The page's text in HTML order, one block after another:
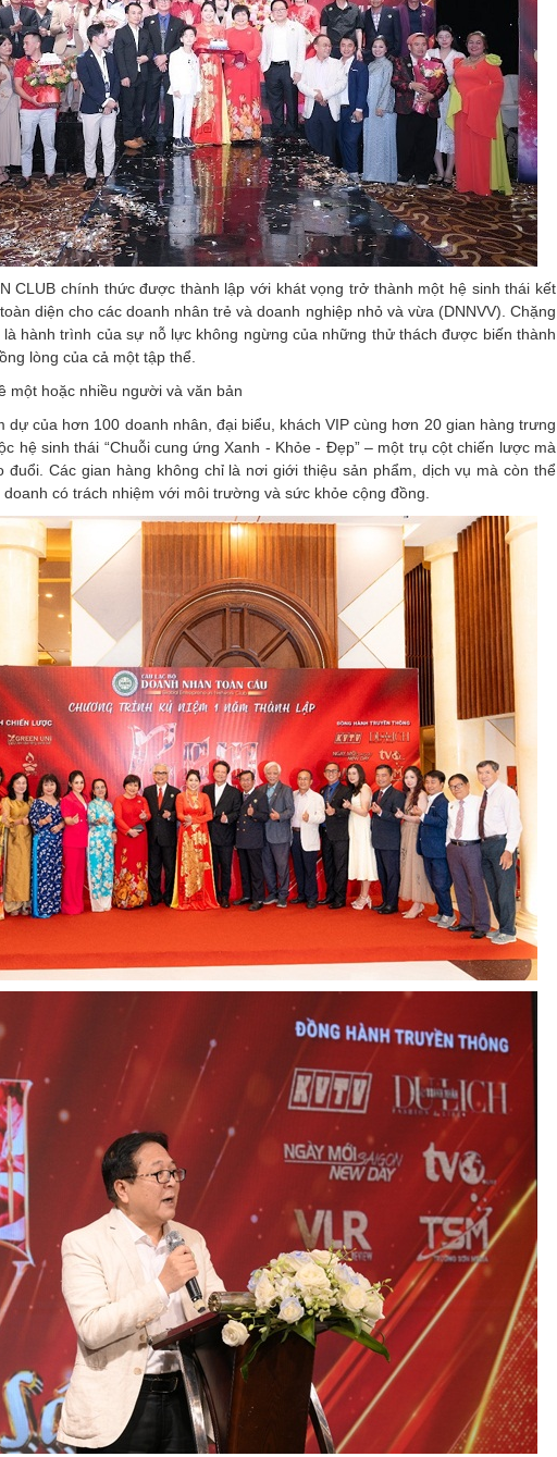
CLUB chính thức được thành lập với khát vọng trở thành một hệ sinh thái kết
diện cho các doanh nhân trẻ và doanh nghiệp nhỏ và vừa (DNNVV). Chặng
hành trình của sự nỗ lực không ngừng của những thử thách được biến thành
lòng của cả một tập thể.
dự của hơn 100 doanh nhân, đại biểu, khách VIP cùng hơn 20 gian hàng trưng
hệ sinh thái “Chuỗi cung ứng Xanh - Khỏe - Đẹp” – một trụ cột chiến lược mà
đuổi. Các gian hàng không chỉ là nơi giới thiệu sản phẩm, dịch vụ mà còn thể
có trách nhiệm với môi trường và sức khỏe cộng đồng.